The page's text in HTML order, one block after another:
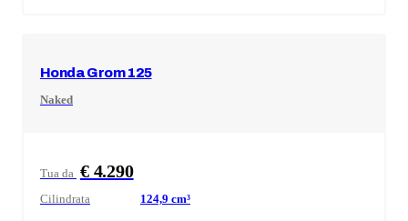
HondaGrom 125
Naked
Tua da € 4.290
Cilindrata 124,9 cm³